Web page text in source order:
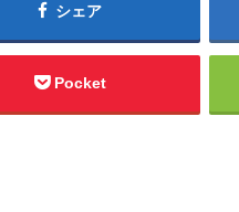
シェア
Pocket